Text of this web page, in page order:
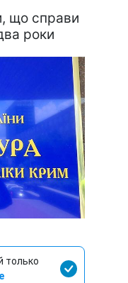
що справи
роки
только